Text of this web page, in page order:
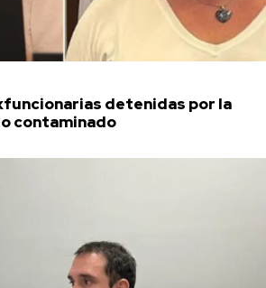
detenidas por la
contaminado